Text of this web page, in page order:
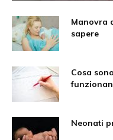
Manovra
sapere
Cosa
Neonati